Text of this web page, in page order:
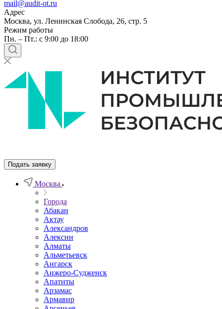
mail@audit-ot.ru
Адрес
Москва, ул. Ленинская Слобода, 26, стр. 5
Режим работы
Пн. – Пт.: с 9:00 до 18:00
Подать заявку
Москва
Города
Абакан
Актау
Александров
Алексин
Алматы
Альметьевск
Ангарск
Анжеро-Судженск
Апатиты
Арзамас
Армавир